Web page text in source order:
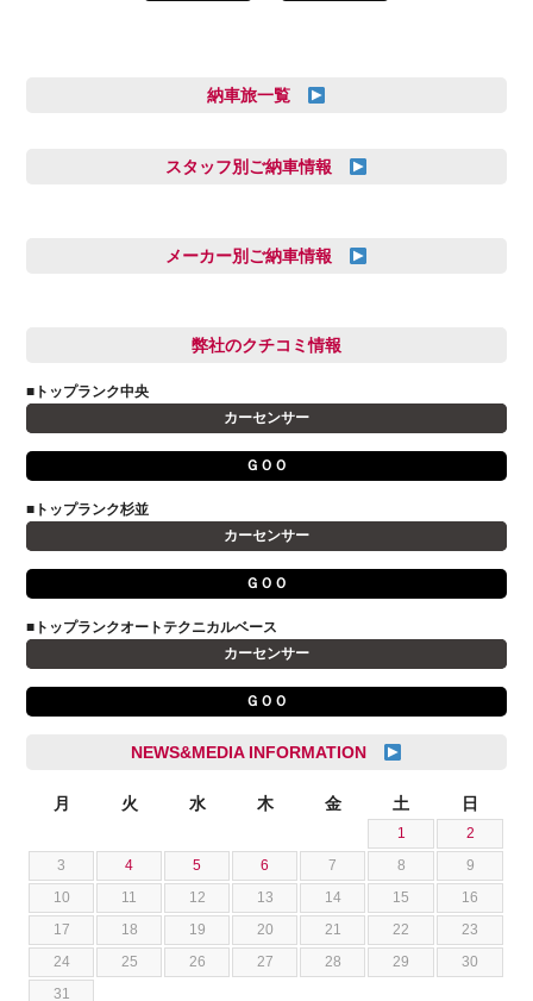
納車旅一覧
スタッフ別ご納車情報
多田 健人
小澤 孝久
小野 利公
山本 大輔
岩井 裕一
横井 直樹
石川 成一郎
荒居 力哉
荻野 雅史
菊池 大誠
藤本 京弥
メーカー別ご納車情報
FIAT
アストンマーティン
アルファロメオ
キャデラック
クライスラー
クライスラージープ
スズキ
ダッジ
テスラ
トヨタ
ニッサン
弊社のクチコミ情報
■トップランク中央
カーセンサー
ＧＯＯ
■トップランク杉並
カーセンサー
ＧＯＯ
■トップランクオートテクニカルベース
カーセンサー
ＧＯＯ
NEWS&MEDIA INFORMATION
月 火 水 木 金 土 日
1
2
3
4 5 6 7 8
9
10
11 12 13 14 15
16
17
18 19 20 21 22
23
24
25 26 27 28 29
30
31